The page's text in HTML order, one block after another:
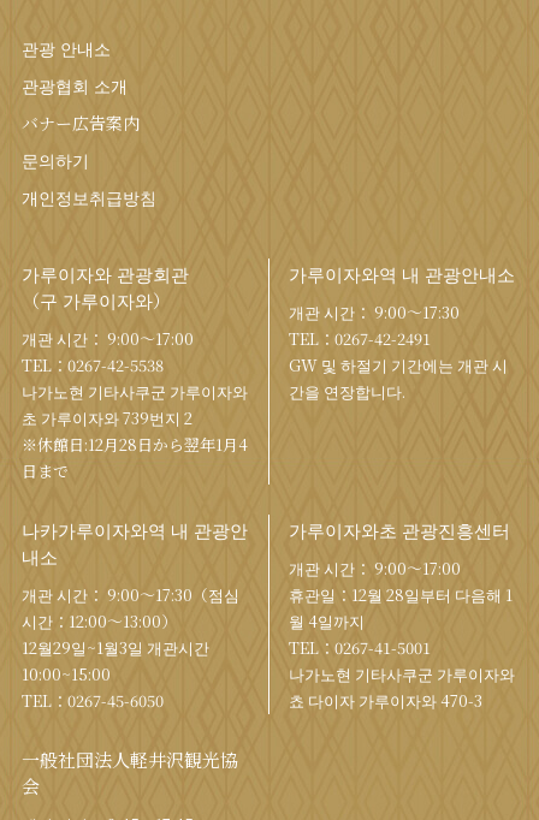
관광 안내소
관광협회 소개
バナー広告案内
문의하기
개인정보취급방침
가루이자와 관광회관
（구 가루이자와）
개관 시간： 9:00〜17:00
TEL： 0267-42-5538
나가노현 기타사쿠군 가루이자와
초 가루이자와 739번지 2
※休館日:12月28日から翌年1月4
日まで
가루이자와역 내 관광안내소
개관 시간： 9:00〜17:30
TEL： 0267-42-2491
GW 및 하절기 기간에는 개관 시
간을 연장합니다.
나카가루이자와역 내 관광안
내소
개관 시간： 9:00〜17:30（점심
시간：12:00〜13:00）
12월29일~1월3일 개관시간
10:00~15:00
TEL： 0267-45-6050
가루이자와초 관광진흥센터
개관 시간： 9:00〜17:00
휴관일：12월 28일부터 다음해 1
월 4일까지
TEL： 0267-41-5001
나가노현 기타사쿠군 가루이자와
쵸 다이자 가루이자와 470-3
一般社団法人軽井沢観光協
会